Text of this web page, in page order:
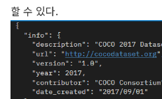
할 수 있다.